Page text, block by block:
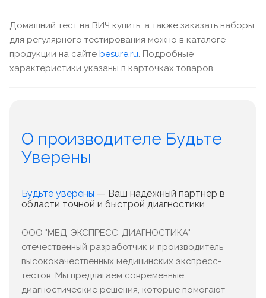
Домашний тест на ВИЧ купить, а также заказать наборы
для регулярного тестирования можно в каталоге
продукции на сайте besure.ru. Подробные
характеристики указаны в карточках товаров.
О производителе Будьте
Уверены
Будьте уверены — Ваш надежный партнер в
области точной и быстрой диагностики
ООО "МЕД-ЭКСПРЕСС-ДИАГНОСТИКА" —
отечественный разработчик и производитель
высококачественных медицинских экспресс-
тестов. Мы предлагаем современные
диагностические решения, которые помогают